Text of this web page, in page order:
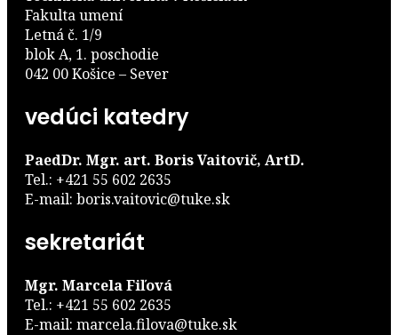
Fakulta umení
Letná č. 1/9
blok A, 1. poschodie
042 00 Košice – Sever
vedúci katedry
PaedDr. Mgr. art. Boris Vaitovič, ArtD.
Tel.: +421 55 602 2635
E-mail: boris.vaitovic@tuke.sk
sekretariát
Mgr. Marcela Fiľová
Tel.: +421 55 602 2635
E-mail: marcela.filova@tuke.sk